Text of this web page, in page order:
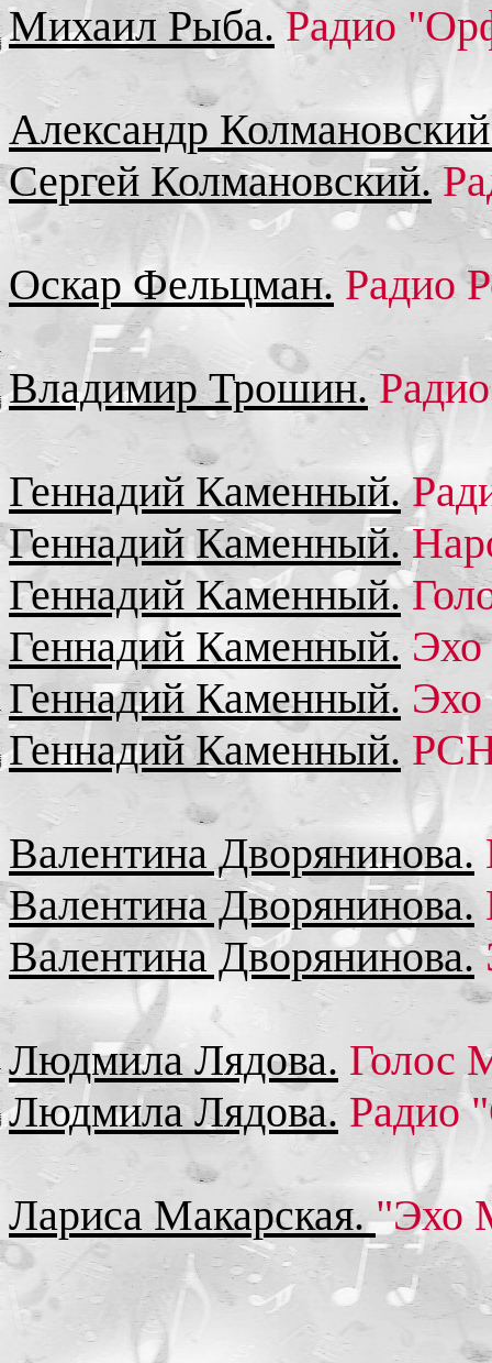
Михаил Рыба.Радио
Александр
Сергей Колмановский.
Оскар Фельцман. Радио
Владимир Трошин.
Геннадий Каменный.
Геннадий Каменный.
Геннадий Каменный.
Геннадий Каменный. Эхо
Геннадий Каменный.
Геннадий Каменный.
Валентина Дворянинова.
Валентина Дворянинова.
Валентина Дворянинова.
Людмила Лядова. Голос
Людмила Лядова. Радио
Лариса Макарская."Эхо